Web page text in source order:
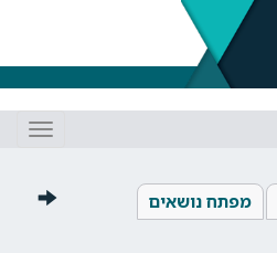
מפתח נושאים